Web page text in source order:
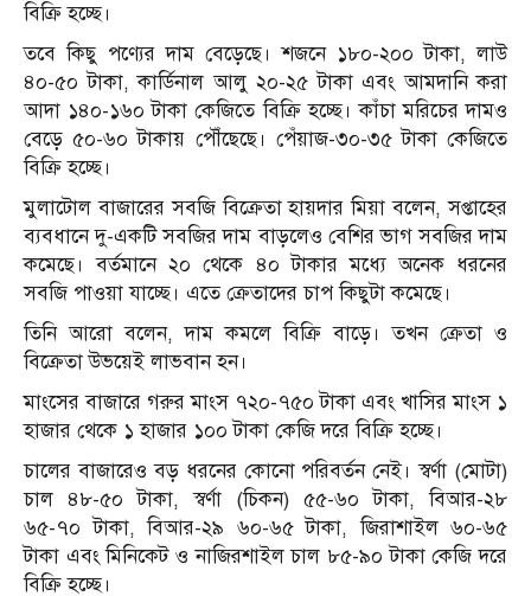
বিক্রি হচ্ছে।
তবে কিছু পণ্যের দাম বেড়েছে। শজনে ১৮০-২০০ টাকা, লাউ
৪০-৫০ টাকা, কার্ডিনাল আলু ২০-২৫ টাকা এবং আমদানি করা
আদা ১৪০-১৬০ টাকা কেজিতে বিক্রি হচ্ছে। কাঁচা মরিচের দামও
বেড়ে ৫০-৬০ টাকায় পৌঁছেছে। পেঁয়াজ-৩০-৩৫ টাকা কেজিতে
বিক্রি হচ্ছে।
মুলাটোল বাজারের সবজি বিক্রেতা হায়দার মিয়া বলেন, সপ্তাহের
ব্যবধানে দু-একটি সবজির দাম বাড়লেও বেশির ভাগ সবজির দাম
কমেছে। বর্তমানে ২০ থেকে ৪০ টাকার মধ্যে অনেক ধরনের
সবজি পাওয়া যাচ্ছে। এতে ক্রেতাদের চাপ কিছুটা কমেছে।
তিনি আরো বলেন, দাম কমলে বিক্রি বাড়ে। তখন ক্রেতা ও
বিক্রেতা উভয়েই লাভবান হন।
মাংসের বাজারে গরুর মাংস ৭২০-৭৫০ টাকা এবং খাসির মাংস ১
হাজার থেকে ১ হাজার ১০০ টাকা কেজি দরে বিক্রি হচ্ছে।
চালের বাজারেও বড় ধরনের কোনো পরিবর্তন নেই। স্বর্ণা (মোটা)
চাল ৪৮-৫০ টাকা, স্বর্ণা (চিকন) ৫৫-৬০ টাকা, বিআর-২৮
৬৫-৭০ টাকা, বিআর-২৯ ৬০-৬৫ টাকা, জিরাশাইল ৬০-৬৫
টাকা এবং মিনিকেট ও নাজিরশাইল চাল ৮৫-৯০ টাকা কেজি দরে
বিক্রি হচ্ছে।